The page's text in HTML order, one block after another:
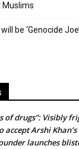
Muslims
be ‘Genocide
of drugs”: Visibly
Arshi Khan’s
launches